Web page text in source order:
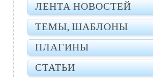
ЛЕНТА НОВОСТЕЙ
ТЕМЫ, ШАБЛОНЫ
ПЛАГИНЫ
СТАТЬИ